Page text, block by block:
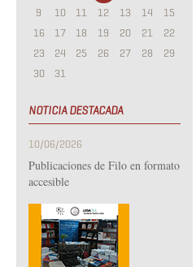
9
10 11 12 13 14
15
16
17 18 19 20 21
22
23
24 25 26 27 28
29
30
31
NOTICIA DESTACADA
10/06/2026
Publicaciones de Filo en formato
accesible